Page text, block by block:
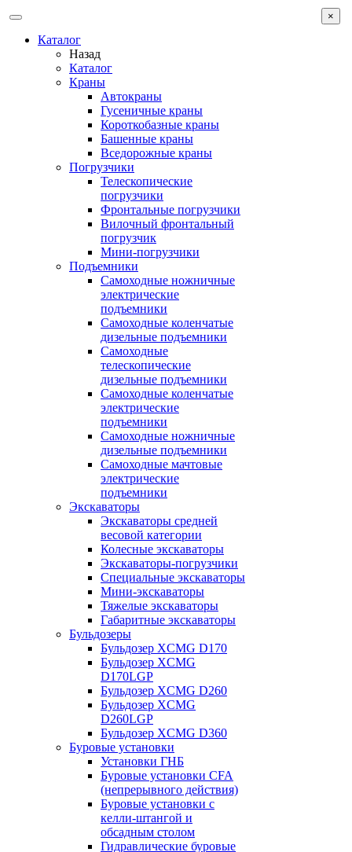
Каталог
Назад
Каталог
Краны
Автокраны
Гусеничные краны
Короткобазные краны
Башенные краны
Вcедорожные краны
Погрузчики
Телескопические
погрузчики
Фронтальные погрузчики
Вилочный фронтальный
погрузчик
Мини-погрузчики
Подъемники
Самоходные ножничные
электрические
подъемники
Самоходные коленчатые
дизельные подъемники
Самоходные
телескопические
дизельные подъемники
Самоходные коленчатые
электрические
подъемники
Самоходные ножничные
дизельные подъемники
Самоходные мачтовые
электрические
подъемники
Экскаваторы
Экскаваторы средней
весовой категории
Колесные экскаваторы
Экскаваторы-погрузчики
Специальные экскаваторы
Мини-экскаваторы
Тяжелые экскаваторы
Габаритные экскаваторы
Бульдозеры
Бульдозер XCMG D170
Бульдозер XCMG
D170LGP
Бульдозер XCMG D260
Бульдозер XCMG
D260LGP
Бульдозер XCMG D360
Буровые установки
Установки ГНБ
Буровые установки CFA
(непрерывного действия)
Буровые установки с
келли-штангой и
обсадным столом
Гидравлические буровые
×